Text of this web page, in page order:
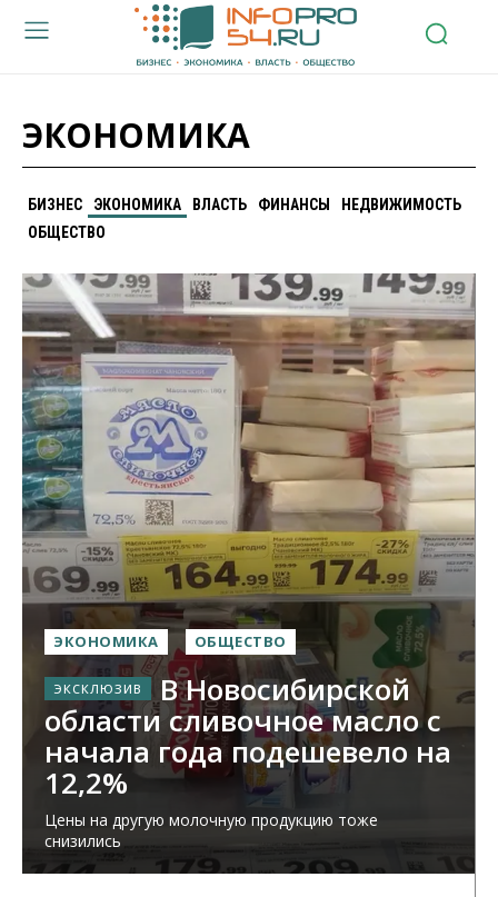
ЭКОНОМИКА
БИЗНЕС ЭКОНОМИКА ВЛАСТЬ ФИНАНСЫ
НЕДВИЖИМОСТЬ
ОБЩЕСТВО
ЭКОНОМИКА ОБЩЕСТВО
В Новосибирской
области сливочное масло с
начала года подешевело на
12,2%
Цены на другую молочную продукцию тоже
снизились